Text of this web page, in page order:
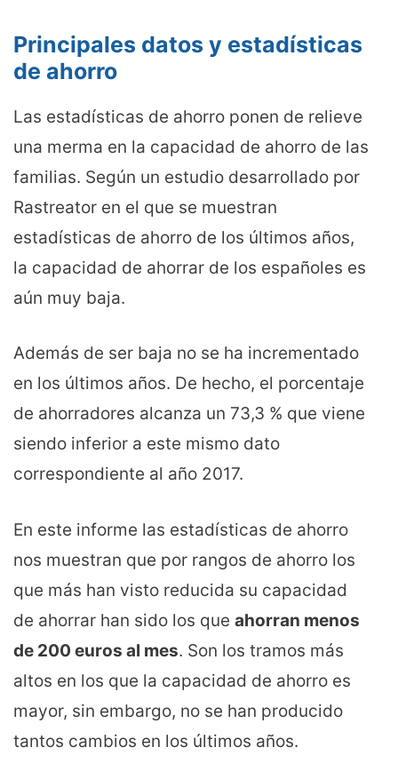
Principales datos y estadísticas
de ahorro
Las estadísticas de ahorro ponen de relieve
una merma en la capacidad de ahorro de las
familias. Según un estudio desarrollado por
Rastreator en el que se muestran
estadísticas de ahorro de los últimos años,
la capacidad de ahorrar de los españoles es
aún muy baja.
Además de ser baja no se ha incrementado
en los últimos años. De hecho, el porcentaje
de ahorradores alcanza un 73,3 % que viene
siendo inferior a este mismo dato
correspondiente al año 2017.
En este informe las estadísticas de ahorro
nos muestran que por rangos de ahorro los
que más han visto reducida su capacidad
de ahorrar han sido los que ahorran menos
de 200 euros al mes. Son los tramos más
altos en los que la capacidad de ahorro es
mayor, sin embargo, no se han producido
tantos cambios en los últimos años.